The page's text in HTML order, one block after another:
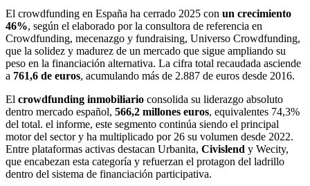
El crowdfunding en España ha cerrado 2025 con un crecimiento
46%, según el elaborado por la consultora de referencia en
Crowdfunding, mecenazgo y fundraising, Universo Crowdfunding,
que la solidez y madurez de un mercado que sigue ampliando su
peso en la financiación alternativa. La cifra total recaudada asciende
a 761,6 de euros, acumulando más de 2.887 de euros desde 2016.
El crowdfunding inmobiliario consolida su liderazgo absoluto
dentro mercado español, 566,2 millones euros, equivalentes 74,3%
del total. el informe, este segmento continúa siendo el principal
motor del sector y ha multiplicado por 26 su volumen desde 2022.
Entre plataformas activas destacan Urbanita, Civislend y Wecity,
que encabezan esta categoría y refuerzan el protagon del ladrillo
dentro del sistema de financiación participativa.